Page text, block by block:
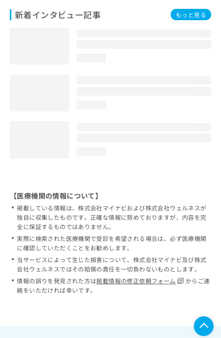
新着インタビュー記事 もっと見る
【医療機関の情報について】
掲載している情報は、株式会社マイナビおよび株式会社ウェルネスが
独自に収集したものです。正確な情報に努めておりますが、内容を完
全に保証するものではありません。
実際に検索された医療機関で受診を希望される場合は、必ず医療機関
に確認していただくことをお勧めします。
当サービスによって生じた損害について、株式会社マイナビ及び株式
会社ウェルネスではその賠償の責任を一切負わないものとします。
情報の誤りを発見された方は掲載情報の修正依頼フォーム
からご連
絡をいただければ幸いです。